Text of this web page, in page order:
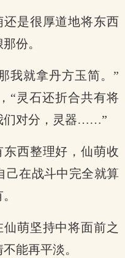
是很厚道地将东西
份。
我就拿丹方玉简。”
“灵石还折合共有将
们对分，灵器……”
西整理好，仙萌收
己在战斗中完全就算
萌坚持中将面前之
能再平淡。